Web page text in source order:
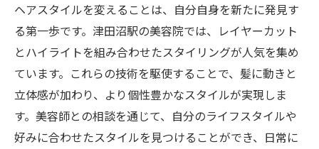
グ
津田沼駅で新たな自分を発見する方法
レイヤーカットとハイライトで個性を演出
ヘアスタイルを変えることは、自分自身を新たに発見す
る第一歩です。津田沼駅の美容院では、レイヤーカット
とハイライトを組み合わせたスタイリングが人気を集め
ています。これらの技術を駆使することで、髪に動きと
立体感が加わり、より個性豊かなスタイルが実現しま
す。美容師との相談を通じて、自分のライフスタイルや
好みに合わせたスタイルを見つけることができ、日常に